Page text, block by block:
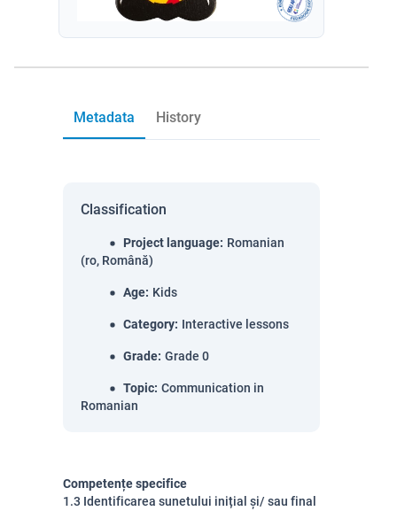
Metadata History
Classification
Project language: Romanian
(ro, Română)
Age: Kids
Category: Interactive lessons
Grade: Grade 0
Topic: Communication in
Romanian
Competențe specifice
1.3 Identificarea sunetului inițial și/ sau final